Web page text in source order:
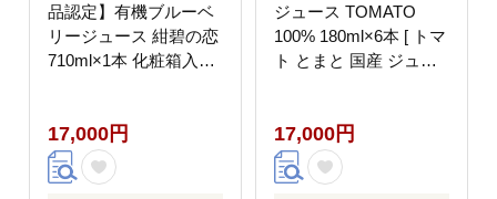
品認定】有機ブルーベ
リージュース 紺碧の恋
710ml×1本 化粧箱入り
果物 くだもの [株式会
社 自然農園]
17,000円
ジュース TOMATO
100% 180ml×6本 [ トマ
ト とまと 国産 ジュー
17,000円